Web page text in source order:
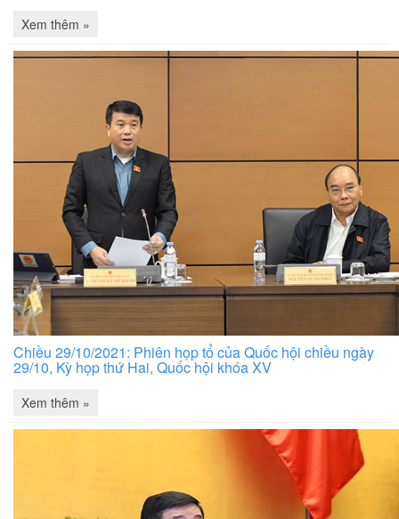
Xem thêm »
Chiều 29/10/2021: Phiên họp tổ của Quốc hội chiều ngày
29/10, Kỳ họp thứ Hai, Quốc hội khóa XV
Xem thêm »